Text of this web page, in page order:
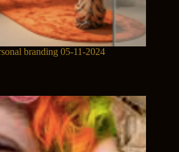
branding 05-11-2024